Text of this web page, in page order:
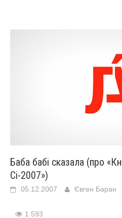
Баба бабі сказала (про
Сі-2007»)
05.12.2007 Євген Баран
1 593